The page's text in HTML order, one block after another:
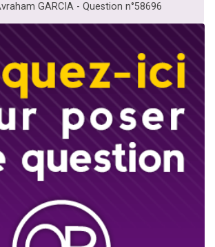
GARCIA - Question n°58696